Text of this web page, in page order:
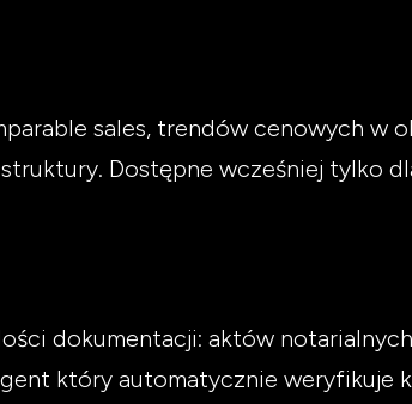
sales, trendów cenowych w
Dostępne wcześniej tylko
dokumentacji: aktów
który automatycznie weryfikuje